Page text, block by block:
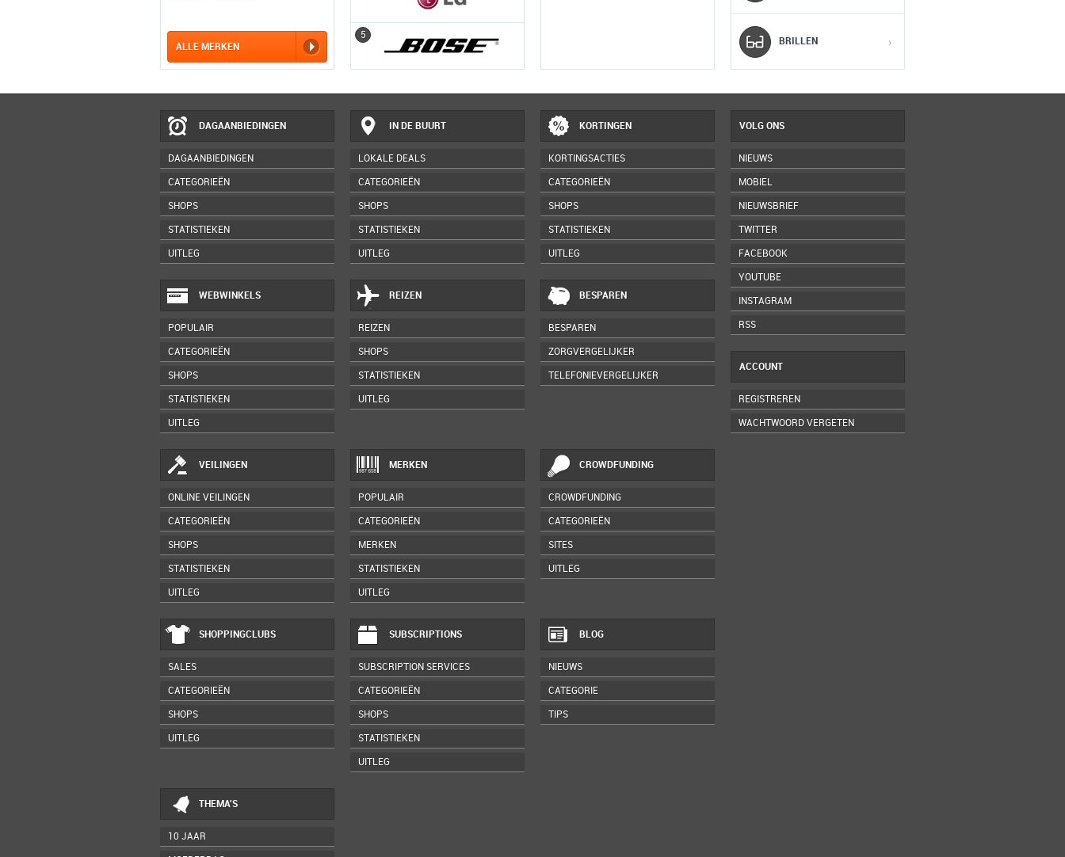
ALLE MERKEN
5
BRILLEN ›
DAGAANBIEDINGEN
DAGAANBIEDINGEN
CATEGORIEËN
SHOPS
STATISTIEKEN
UITLEG
IN DE BUURT
LOKALE DEALS
CATEGORIEËN
SHOPS
STATISTIEKEN
UITLEG
KORTINGEN
KORTINGSACTIES
CATEGORIEËN
SHOPS
STATISTIEKEN
UITLEG
WEBWINKELS
POPULAIR
CATEGORIEËN
SHOPS
STATISTIEKEN
UITLEG
REIZEN
REIZEN
SHOPS
STATISTIEKEN
UITLEG
BESPAREN
BESPAREN
ZORGVERGELIJKER
TELEFONIEVERGELIJKER
VEILINGEN
ONLINE VEILINGEN
CATEGORIEËN
SHOPS
STATISTIEKEN
UITLEG
MERKEN
POPULAIR
CATEGORIEËN
MERKEN
STATISTIEKEN
UITLEG
CROWDFUNDING
CROWDFUNDING
CATEGORIEËN
SITES
UITLEG
SHOPPINGCLUBS
SALES
CATEGORIEËN
SHOPS
UITLEG
SUBSCRIPTIONS
SUBSCRIPTION SERVICES
CATEGORIEËN
SHOPS
STATISTIEKEN
UITLEG
BLOG
NIEUWS
CATEGORIE
TIPS
THEMA'S
10 JAAR
VOLG ONS
NIEUWS
MOBIEL
NIEUWSBRIEF
TWITTER
FACEBOOK
YOUTUBE
INSTAGRAM
RSS
ACCOUNT
REGISTREREN
WACHTWOORD VERGETEN